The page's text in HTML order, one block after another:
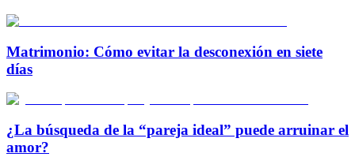
Matrimonio: Cómo evitar la desconexión en siete
días
¿La búsqueda de la “pareja ideal” puede arruinar el
amor?